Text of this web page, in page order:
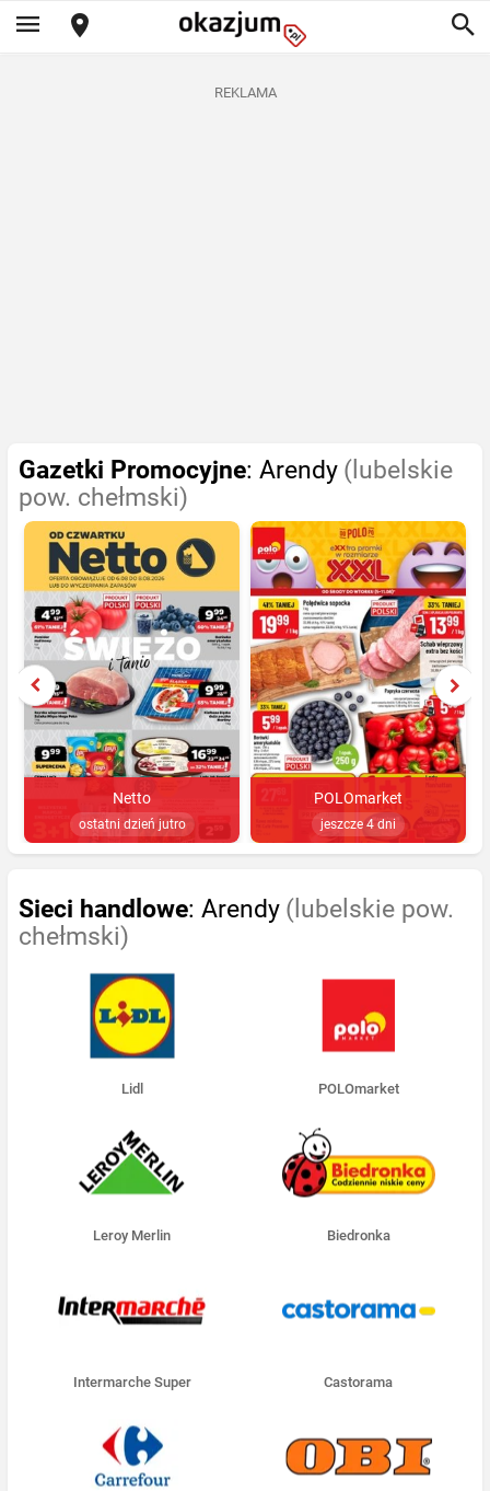
REKLAMA
Gazetki Promocyjne: Arendy (lubelskie
pow. chełmski)
Netto
ostatni dzień jutro
POLOmarket
jeszcze 4 dni
Sieci handlowe: Arendy (lubelskie pow.
chełmski)
Lidl POLOmarket
Leroy Merlin Biedronka
Intermarche Super Castorama